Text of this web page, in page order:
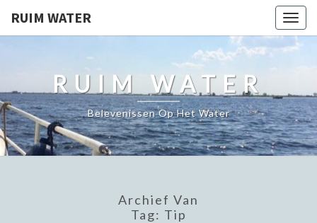
RUIM WATER
RUIM WATER
Belevenissen Op Het Water
Archief Van
Tag: Tip